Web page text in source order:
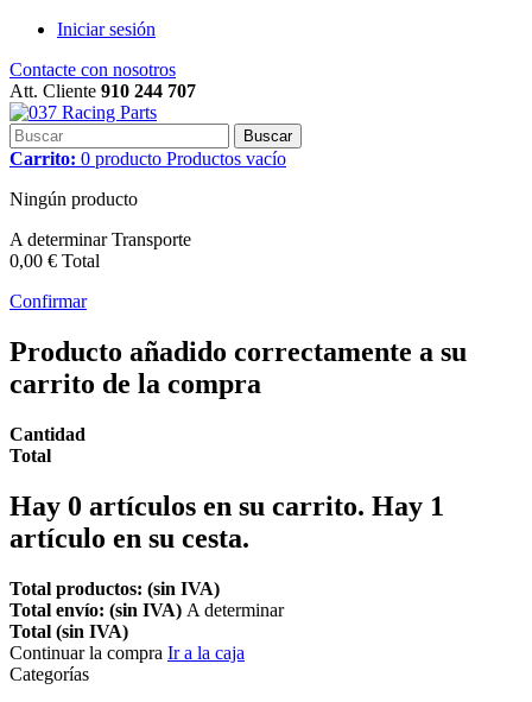
Iniciar sesión
Contacte con nosotros
Att. Cliente 910 244 707
Buscar
Carrito: 0 producto Productos vacío
Ningún producto
A determinarTransporte
0,00 € Total
Confirmar
Producto añadido correctamente a su
carrito de la compra
Cantidad
Total
Hay 0 artículos en su carrito. Hay 1
artículo en su cesta.
Total productos: (sin IVA)
Total envío: (sin IVA) A determinar
Total (sin IVA)
Continuar la compra Ir a la caja
Categorías